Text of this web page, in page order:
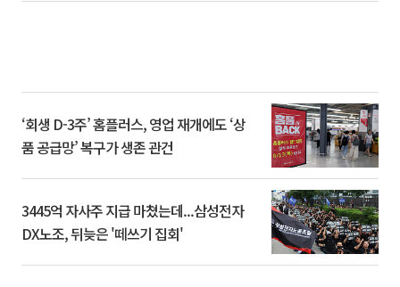
‘회생 D-3주’ 홈플러스, 영업 재개에도 ‘상
품 공급망’ 복구가 생존 관건
3445억 자사주 지급 마쳤는데...삼성전자
DX노조, 뒤늦은 '떼쓰기 집회'